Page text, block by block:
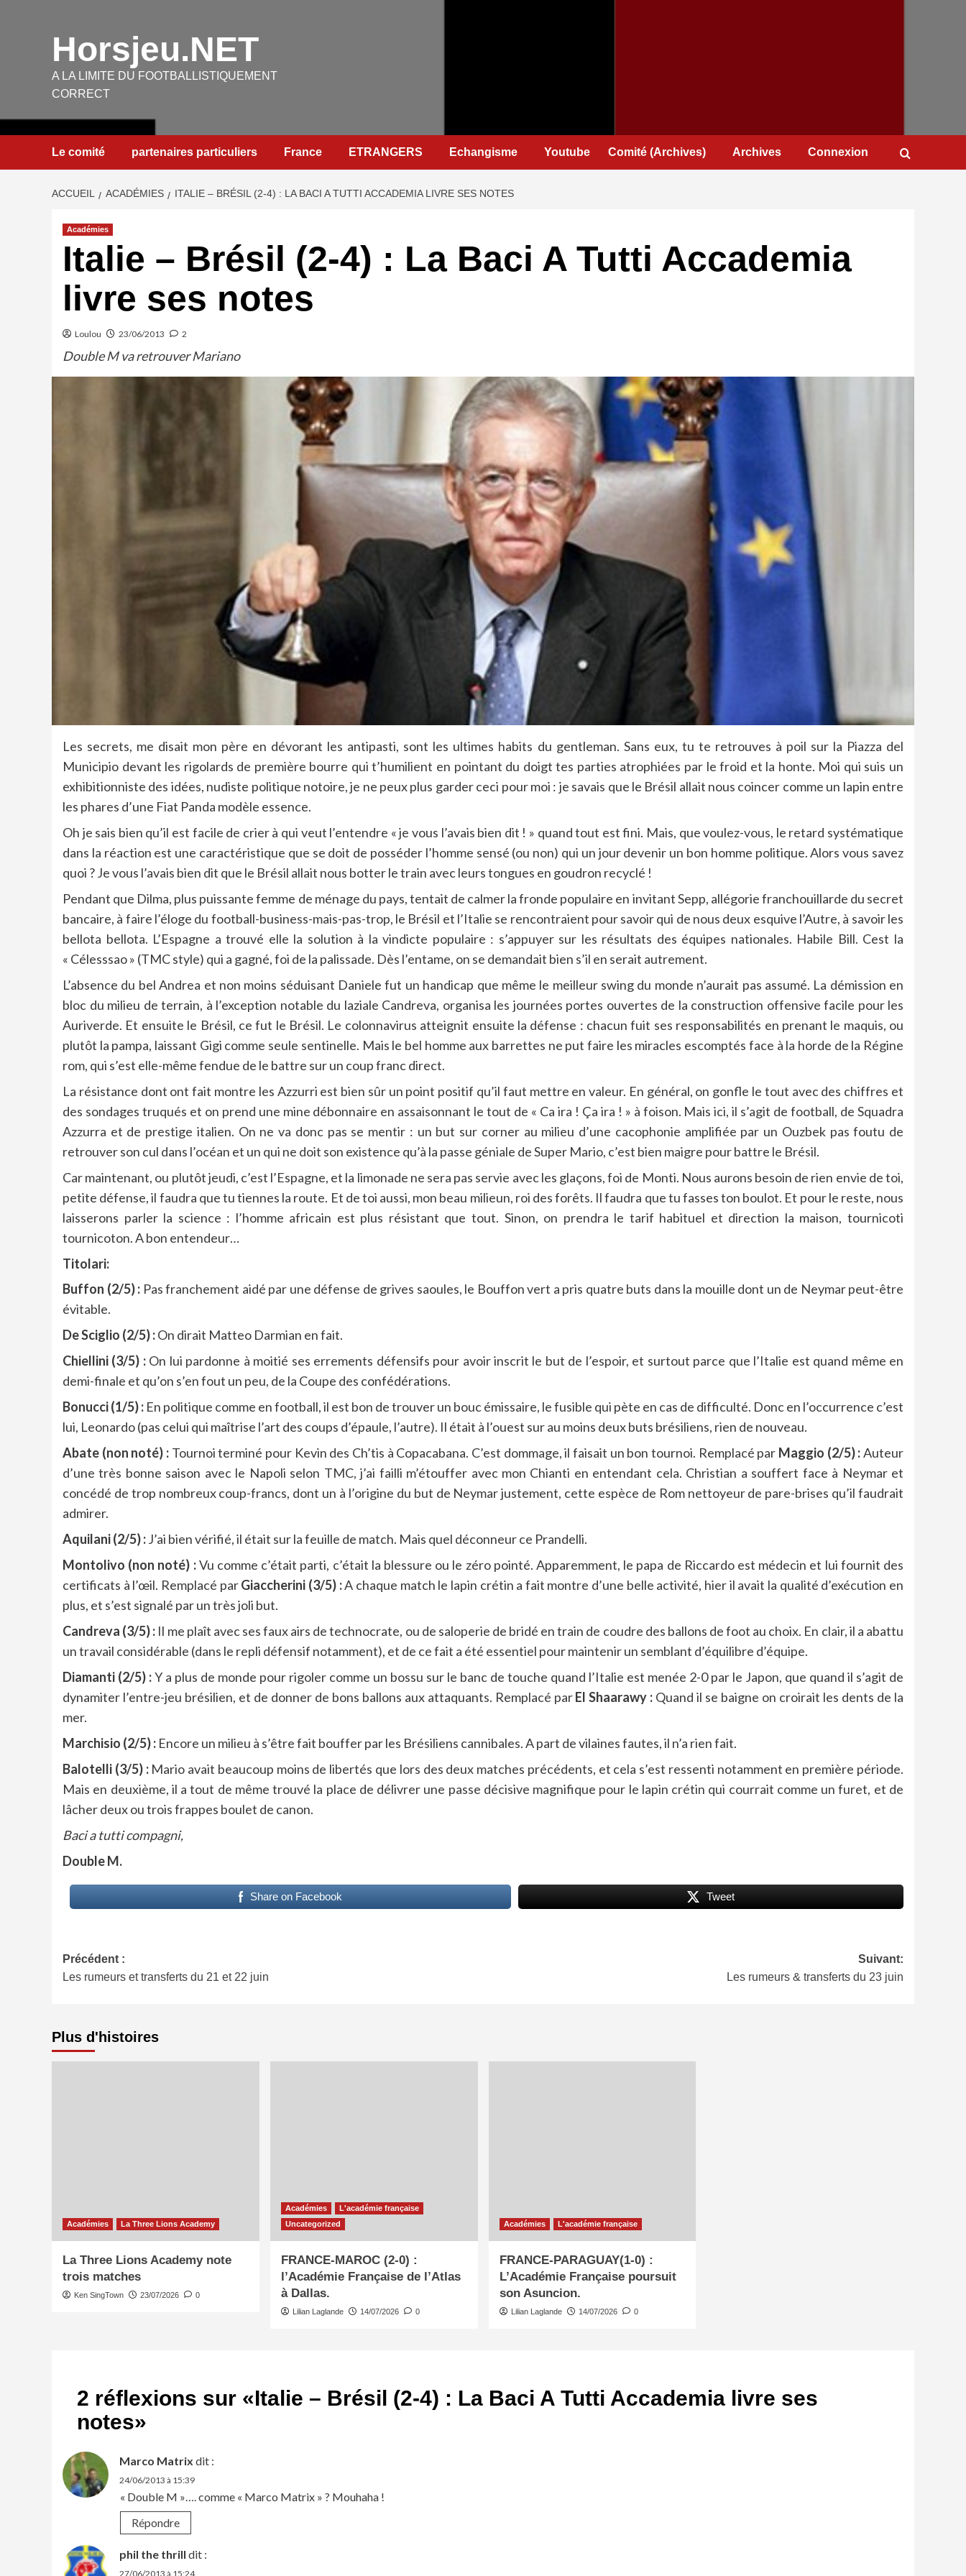
Horsjeu.NET
A LA LIMITE DU FOOTBALLISTIQUEMENT
CORRECT
Le comité partenaires particuliers France ETRANGERS Echangisme Youtube Comité (Archives) Archives Connexion
ACCUEIL ACADÉMIES ITALIE – BRÉSIL (2-4) : LA BACI A TUTTI ACCADEMIA LIVRE SES NOTES
Académies
Italie – Brésil (2-4) : La Baci A Tutti Accademia
livre ses notes
Loulou 23/06/2013 2
Double M va retrouver Mariano
Les secrets, me disait mon père en dévorant les antipasti, sont les ultimes habits du gentleman. Sans eux, tu te retrouves à poil sur la Piazza del
Municipio devant les rigolards de première bourre qui t’humilient en pointant du doigt tes parties atrophiées par le froid et la honte. Moi qui suis un
exhibitionniste des idées, nudiste politique notoire, je ne peux plus garder ceci pour moi : je savais que le Brésil allait nous coincer comme un lapin entre
les phares d’une Fiat Panda modèle essence.
Oh je sais bien qu’il est facile de crier à qui veut l’entendre « je vous l’avais bien dit ! » quand tout est fini. Mais, que voulez-vous, le retard systématique
dans la réaction est une caractéristique que se doit de posséder l’homme sensé (ou non) qui un jour devenir un bon homme politique. Alors vous savez
quoi ? Je vous l’avais bien dit que le Brésil allait nous botter le train avec leurs tongues en goudron recyclé !
Pendant que Dilma, plus puissante femme de ménage du pays, tentait de calmer la fronde populaire en invitant Sepp, allégorie franchouillarde du secret
bancaire, à faire l’éloge du football-business-mais-pas-trop, le Brésil et l’Italie se rencontraient pour savoir qui de nous deux esquive l’Autre, à savoir les
bellota bellota. L’Espagne a trouvé elle la solution à la vindicte populaire : s’appuyer sur les résultats des équipes nationales. Habile Bill. Cest la
« Célesssao » (TMC style) qui a gagné, foi de la palissade. Dès l’entame, on se demandait bien s’il en serait autrement.
L’absence du bel Andrea et non moins séduisant Daniele fut un handicap que même le meilleur swing du monde n’aurait pas assumé. La démission en
bloc du milieu de terrain, à l’exception notable du laziale Candreva, organisa les journées portes ouvertes de la construction offensive facile pour les
Auriverde. Et ensuite le Brésil, ce fut le Brésil. Le colonnavirus atteignit ensuite la défense : chacun fuit ses responsabilités en prenant le maquis, ou
plutôt la pampa, laissant Gigi comme seule sentinelle. Mais le bel homme aux barrettes ne put faire les miracles escomptés face à la horde de la Régine
rom, qui s’est elle-même fendue de le battre sur un coup franc direct.
La résistance dont ont fait montre les Azzurri est bien sûr un point positif qu’il faut mettre en valeur. En général, on gonfle le tout avec des chiffres et
des sondages truqués et on prend une mine débonnaire en assaisonnant le tout de « Ca ira ! Ça ira ! » à foison. Mais ici, il s’agit de football, de Squadra
Azzurra et de prestige italien. On ne va donc pas se mentir : un but sur corner au milieu d’une cacophonie amplifiée par un Ouzbek pas foutu de
retrouver son cul dans l’océan et un qui ne doit son existence qu’à la passe géniale de Super Mario, c’est bien maigre pour battre le Brésil.
Car maintenant, ou plutôt jeudi, c’est l’Espagne, et la limonade ne sera pas servie avec les glaçons, foi de Monti. Nous aurons besoin de rien envie de toi,
petite défense, il faudra que tu tiennes la route. Et de toi aussi, mon beau milieun, roi des forêts. Il faudra que tu fasses ton boulot. Et pour le reste, nous
laisserons parler la science : l’homme africain est plus résistant que tout. Sinon, on prendra le tarif habituel et direction la maison, tournicoti
tournicoton. A bon entendeur…
Titolari:
Buffon (2/5) : Pas franchement aidé par une défense de grives saoules, le Bouffon vert a pris quatre buts dans la mouille dont un de Neymar peut-être
évitable.
De Sciglio (2/5) :On dirait Matteo Darmian en fait.
Chiellini (3/5) :On lui pardonne à moitié ses errements défensifs pour avoir inscrit le but de l’espoir, et surtout parce que l’Italie est quand même en
demi-finale et qu’on s’en fout un peu, de la Coupe des confédérations.
Bonucci (1/5) : En politique comme en football, il est bon de trouver un bouc émissaire, le fusible qui pète en cas de difficulté. Donc en l’occurrence c’est
lui, Leonardo (pas celui qui maîtrise l’art des coups d’épaule, l’autre). Il était à l’ouest sur au moins deux buts brésiliens, rien de nouveau.
Abate (non noté) : Tournoi terminé pour Kevin des Ch’tis à Copacabana. C’est dommage, il faisait un bon tournoi. Remplacé par Maggio (2/5) :Auteur
d’une très bonne saison avec le Napoli selon TMC, j’ai failli m’étouffer avec mon Chianti en entendant cela. Christian a souffert face à Neymar et
concédé de trop nombreux coup-francs, dont un à l’origine du but de Neymar justement, cette espèce de Rom nettoyeur de pare-brises qu’il faudrait
admirer.
Aquilani (2/5) :J’ai bien vérifié, il était sur la feuille de match. Mais quel déconneur ce Prandelli.
Montolivo (non noté) :Vu comme c’était parti, c’était la blessure ou le zéro pointé. Apparemment, le papa de Riccardo est médecin et lui fournit des
certificats à l’œil. Remplacé parGiaccherini (3/5) :A chaque match le lapin crétin a fait montre d’une belle activité, hier il avait la qualité d’exécution en
plus, et s’est signalé par un très joli but.
Candreva (3/5) : Il me plaît avec ses faux airs de technocrate, ou de saloperie de bridé en train de coudre des ballons de foot au choix. En clair, il a abattu
un travail considérable (dans le repli défensif notamment), et de ce fait a été essentiel pour maintenir un semblant d’équilibre d’équipe.
Diamanti (2/5) :Y a plus de monde pour rigoler comme un bossu sur le banc de touche quand l’Italie est menée 2-0 par le Japon, que quand il s’agit de
dynamiter l’entre-jeu brésilien, et de donner de bons ballons aux attaquants. Remplacé parEl Shaarawy : Quand il se baigne on croirait les dents de la
mer.
Marchisio (2/5) : Encore un milieu à s’être fait bouffer par les Brésiliens cannibales. A part de vilaines fautes, il n’a rien fait.
Balotelli (3/5) :Mario avait beaucoup moins de libertés que lors des deux matches précédents, et cela s’est ressenti notamment en première période.
Mais en deuxième, il a tout de même trouvé la place de délivrer une passe décisive magnifique pour le lapin crétin qui courrait comme un furet, et de
lâcher deux ou trois frappes boulet de canon.
Baci a tutti compagni,
Double M.
Share on Facebook Tweet
Navigation
d’article
Précédent :
Les rumeurs et transferts du 21 et 22 juin
Suivant:
Les rumeurs & transferts du 23 juin
Plus d'histoires
Académies La Three Lions Academy
La Three Lions Academy note
trois matches
Ken SingTown 23/07/2026 0
Académies
L'académie française
Uncategorized
FRANCE-MAROC (2-0) :
l’Académie Française de l’Atlas
à Dallas.
Lilian Laglande 14/07/2026 0
Académies L'académie française
FRANCE-PARAGUAY(1-0) :
L’Académie Française poursuit
son Asuncion.
Lilian Laglande 14/07/2026 0
2 réflexions sur «Italie – Brésil (2-4) : La Baci A Tutti Accademia livre ses
notes»
Marco Matrix dit :
24/06/2013 à 15:39
« Double M »…. comme « Marco Matrix » ? Mouhaha !
Répondre
phil the thrill dit :
27/06/2013 à 15:24